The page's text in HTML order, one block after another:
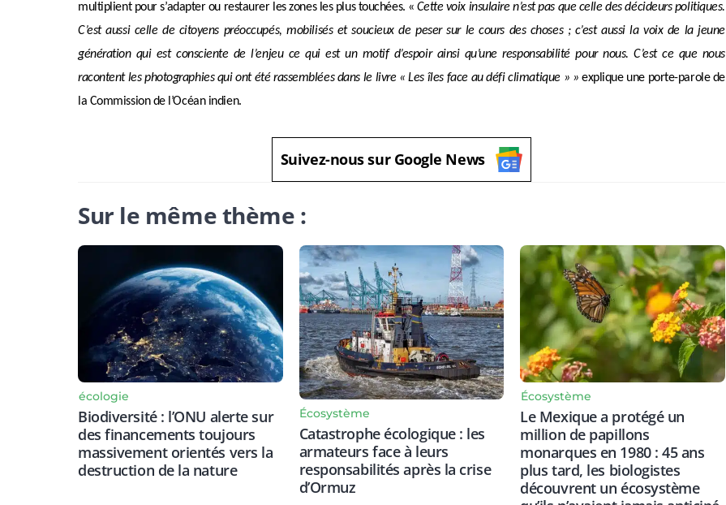
multiplient pour s’adapter ou restaurer les zones les plus touchées. «Cette voix insulaire n’est pas que celle des décideurs politiques.
C’est aussi celle de citoyens préoccupés, mobilisés et soucieux de peser sur le cours des choses ; c’est aussi la voix de la jeune
génération qui est consciente de l’enjeu ce qui est un motif d’espoir ainsi qu’une responsabilité pour nous. C’est ce que nous
racontent les photographies qui ont été rassemblées dans le livre « Les îles face au défi climatique » »explique une porte-parole de
la Commission de l’Océan indien.
Suivez-nous sur Google News
Sur le même thème :
écologie
Biodiversité : l’ONU alerte sur
des financements toujours
massivement orientés vers la
destruction de la nature
Écosystème
Catastrophe écologique : les
armateurs face à leurs
responsabilités après la crise
d’Ormuz
Écosystème
Le Mexique a protégé un
million de papillons
monarques en 1980 : 45 ans
plus tard, les biologistes
découvrent un écosystème